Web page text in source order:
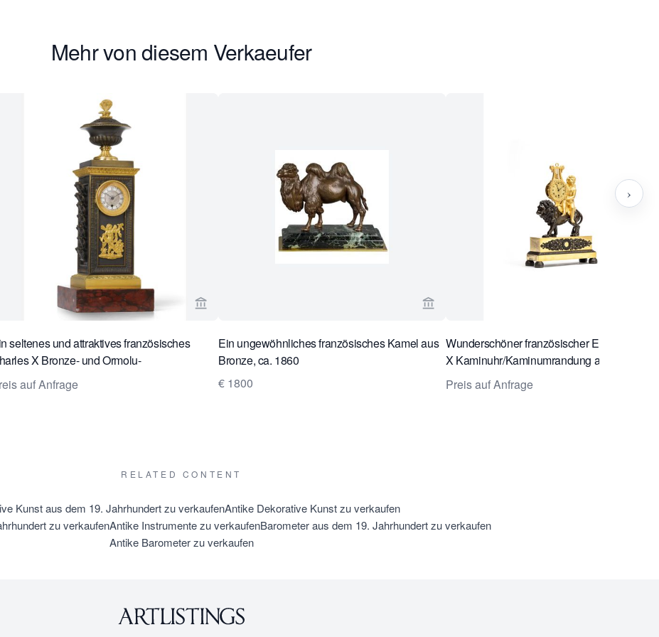
Mehr von diesem Verkaeufer
von Toebosch Antiques ansehenVerkaeuferseite von Toebosch Antiques ansehen
seltenes und attraktives französisches
X Bronze- und Ormolu-
aus der Zeit um
auf Anfrage
Verkaeuferseite von Toebosch Antiques
Ein ungewöhnliches französisches Kamel aus
Bronze, ca. 1860
€ 1800
Wunderschöner französischer Empire/
X Kaminuhr/Kaminumrandung aus der Zeit
1820
Preis auf Anfrage
›
RELATED CONTENT
Kunst aus dem 19. Jahrhundert zu verkaufenAntike Dekorative Kunst zu verkaufen
zu verkaufenAntike Instrumente zu verkaufenBarometer aus dem 19. Jahrhundert zu verkaufen
Antike Barometer zu verkaufen